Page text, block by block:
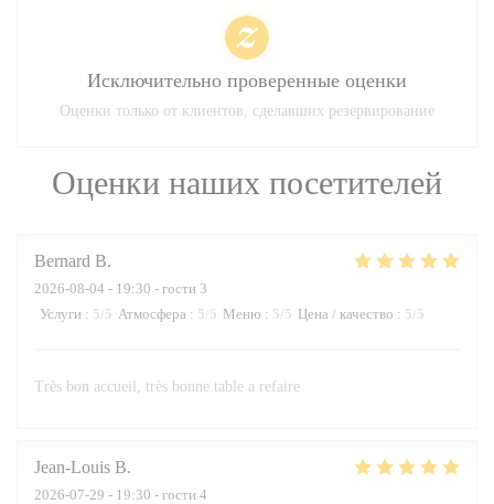
Оценки наших посетителей
Bernard B
2026-08-04 - 19:30 - гости 3
Услуги : 5/5 Атмосфера : 5/5 Меню : 5/5 Цена / качество : 5/5
Très bon accueil, très bonne table a refaire
Jean-Louis B
2026-07-29 - 19:30 - гости 4
Исключительно проверенные оценки
Оценки только от клиентов, сделавших резервирование